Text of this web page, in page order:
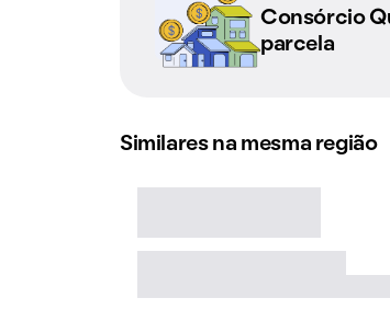
Consórcio
parcela
Similares na mesma região